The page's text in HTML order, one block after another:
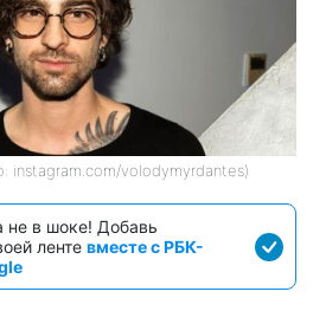
instagram.com/volodymyrdantes)
не в шоке! Добавь
ленте вместе с РБК-